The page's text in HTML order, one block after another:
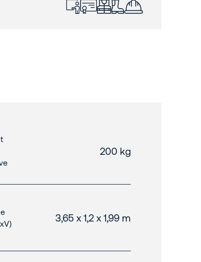
200 kg
3,65 x 1,2 x 1,99 m